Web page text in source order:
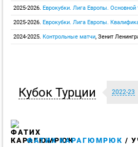
2025-2026. Еврокубки. Лига Европы. Основной
2025-2026. Еврокубки. Лига Европы.
2024-2025. Контрольные матчи, Зенит
Кубок Турции 2022-23
ФАТИХ КАРАГЮМРЮК /